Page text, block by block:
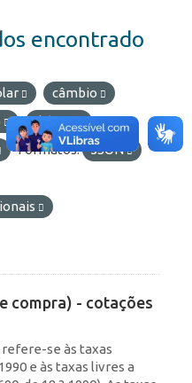
encontrado
câmbio
diárias
Formatos:
JSON
compra) - cotações
refere-se às taxas
e às taxas livres a